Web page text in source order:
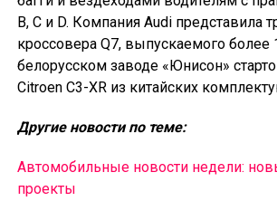
B, C и D. Компания Audi представила
кроссовера Q7, выпускаемого более
белорусском заводе «Юнисон»
Citroen C3-XR из китайских
Другие новости по теме:
Автомобильные новости недели:
проекты